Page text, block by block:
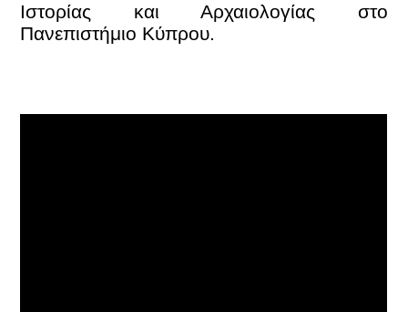
Ιστορίας και Αρχαιολογίας στο
Πανεπιστήμιο Κύπρου.